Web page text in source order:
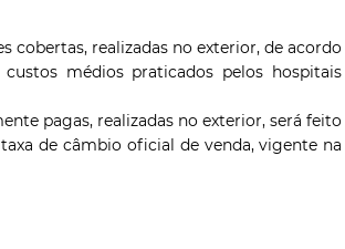
cobertas, realizadas no exterior, de acordo
médios praticados pelos hospitais
pagas, realizadas no exterior, será feito
de câmbio oficial de venda, vigente na